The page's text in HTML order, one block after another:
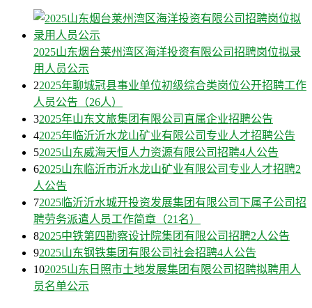
2025山东烟台莱州湾区海洋投资有限公司招聘岗位拟录
用人员公示
22025年聊城冠县事业单位初级综合类岗位公开招聘工作
人员公告（26人）
32025年山东文旅集团有限公司直属企业招聘公告
42025年临沂沂水龙山矿业有限公司专业人才招聘公告
52025山东威海天恒人力资源有限公司招聘4人公告
62025山东临沂市沂水龙山矿业有限公司专业人才招聘2
人公告
72025临沂沂水城开投资发展集团有限公司下属子公司招
聘劳务派遣人员工作简章（21名）
82025中铁第四勘察设计院集团有限公司招聘2人公告
92025山东钢铁集团有限公司社会招聘4人公告
102025山东日照市土地发展集团有限公司招聘拟聘用人
员名单公示